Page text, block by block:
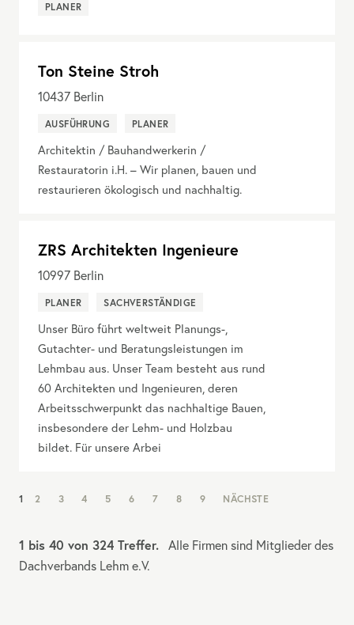
PLANER
Ton Steine Stroh
10437 Berlin
AUSFÜHRUNG PLANER
Architektin / Bauhandwerkerin /
Restauratorin i.H. – Wir planen, bauen und
restaurieren ökologisch und nachhaltig.
ZRS Architekten Ingenieure
10997 Berlin
PLANER SACHVERSTÄNDIGE
Unser Büro führt weltweit Planungs-,
Gutachter- und Beratungsleistungen im
Lehmbau aus. Unser Team besteht aus rund
60 Architekten und Ingenieuren, deren
Arbeitsschwerpunkt das nachhaltige Bauen,
insbesondere der Lehm- und Holzbau
bildet. Für unsere Arbei
NAV:
1 2 3 4 5 6 7 8 9 NÄCHSTE
1 bis 40 von 324 Treffer. Alle Firmen sind Mitglieder des
Dachverbands Lehm e.V.